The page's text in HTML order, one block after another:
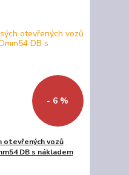
- 6 %
otevřených vozů
DB s nákladem